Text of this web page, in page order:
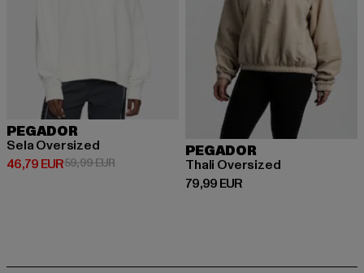
PEGADOR
Sela Oversized
46,79 EUR
Derzeitiger Preis: 46,79 EUR
59,99 EURAktionspreis: 59,99 EUR
PEGADOR
Thali Oversized
79,99 EUR
Derzeitiger Preis: 79,99 EUR